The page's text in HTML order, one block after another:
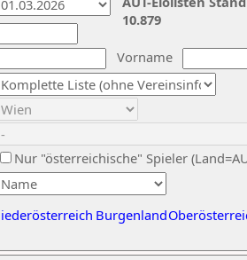
Vorname
Nur "österreichische" Spieler
Burgenland
10.879